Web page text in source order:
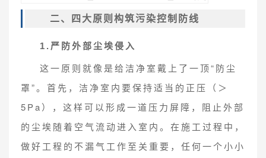
二、四大原则构筑污染控制防线
1.严防外部尘埃侵入
这一原则就像是给洁净室戴上了一顶“防尘
罩”。首先，洁净室内要保持适当的正压（＞
5Pa），这样可以形成一道压力屏障，阻止外部
的尘埃随着空气流动进入室内。在施工过程中，
做好工程的不漏气工作至关重要，任何一个小小